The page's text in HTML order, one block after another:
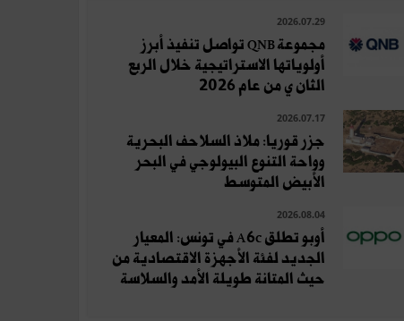
2026.07.29
مجموعة QNB تواصل تنفيذ أبرز
أولوياتها الاستراتيجية خلال الربع
الثان ي من عام 2026
2026.07.17
جزر قوريا: ملاذ السلاحف البحرية
وواحة التنوع البيولوجي في البحر
الأبيض المتوسط
2026.08.04
أوبو تطلق A6c في تونس: المعيار
الجديد لفئة الأجهزة الاقتصادية من
حيث المتانة طويلة الأمد والسلاسة